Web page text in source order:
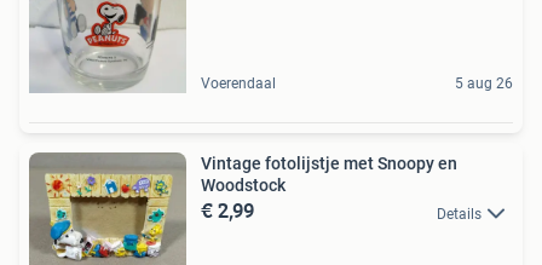
Voerendaal 5 aug 26
Vintage fotolijstje met Snoopy en
Woodstock
€ 2,99 Details